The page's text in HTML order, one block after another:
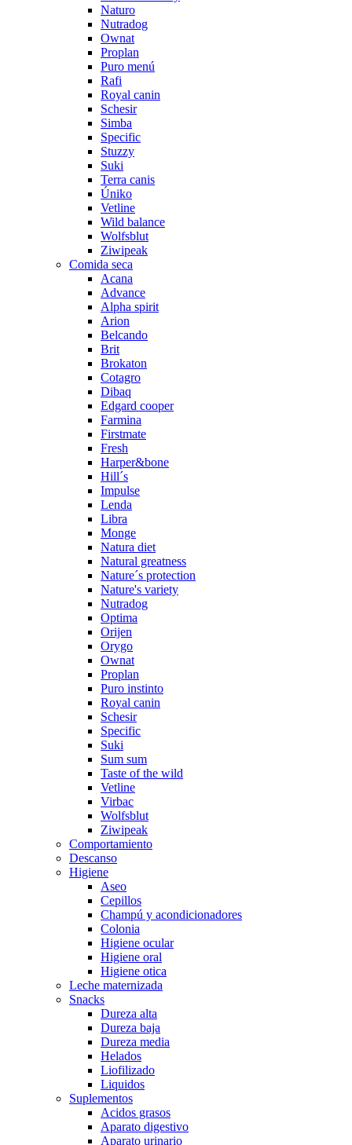
Naturo
Nutradog
Ownat
Proplan
Puro menú
Rafi
Royal canin
Schesir
Simba
Specific
Stuzzy
Suki
Terra canis
Úniko
Vetline
Wild balance
Wolfsblut
Ziwipeak
Comida seca
Acana
Advance
Alpha spirit
Arion
Belcando
Brit
Brokaton
Cotagro
Dibaq
Edgard cooper
Farmina
Firstmate
Fresh
Harper&bone
Hill´s
Impulse
Lenda
Libra
Monge
Natura diet
Natural greatness
Nature´s protection
Nature's variety
Nutradog
Optima
Orijen
Orygo
Ownat
Proplan
Puro instinto
Royal canin
Schesir
Specific
Suki
Sum sum
Taste of the wild
Vetline
Virbac
Wolfsblut
Ziwipeak
Comportamiento
Descanso
Higiene
Aseo
Cepillos
Champú y acondicionadores
Colonia
Higiene ocular
Higiene oral
Higiene otica
Leche maternizada
Snacks
Dureza alta
Dureza baja
Dureza media
Helados
Liofilizado
Liquidos
Suplementos
Acidos grasos
Aparato digestivo
Aparato urinario